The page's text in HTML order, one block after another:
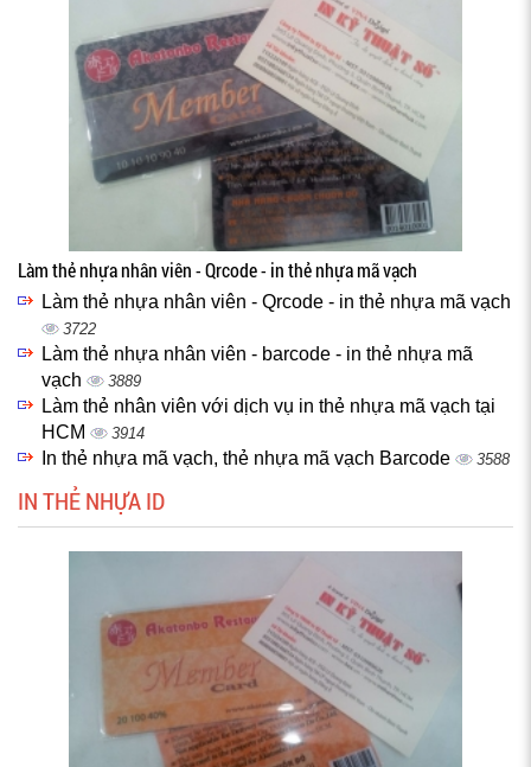
Làm thẻ nhựa nhân viên - Qrcode - in thẻ nhựa mã vạch
Làm thẻ nhựa nhân viên - Qrcode - in thẻ nhựa mã vạch
3722
Làm thẻ nhựa nhân viên - barcode - in thẻ nhựa mã
vạch
3889
Làm thẻ nhân viên với dịch vụ in thẻ nhựa mã vạch tại
HCM
3914
In thẻ nhựa mã vạch, thẻ nhựa mã vạch Barcode 3588
IN THẺ NHỰA ID